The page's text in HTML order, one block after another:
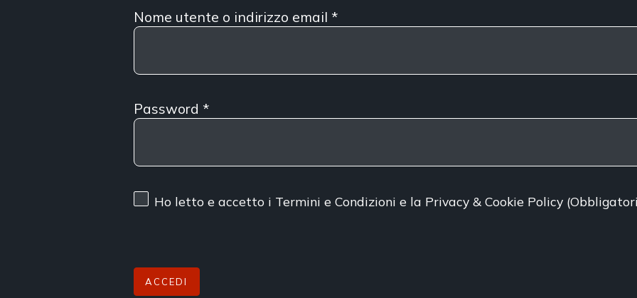
Nome utente o indirizzo email *
Password *
Ho letto e accetto i Termini e Condizioni e la Privacy & Cookie Policy
ACCEDI